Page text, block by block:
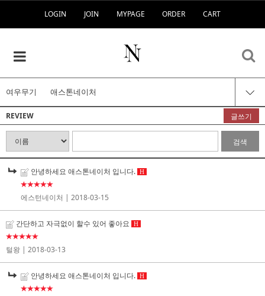
LOGIN JOIN MYPAGE ORDER CART
여우무기 애스톤네이처
REVIEW 글쓰기
검색
안녕하세요 애스톤네이처 입니다. H
★★★★★
에스턴네이처 | 2018-03-15
간단하고 자극없이 할수 있어 좋아요 H
★★★★★
털왕 | 2018-03-13
안녕하세요 애스톤네이처 입니다. H
★★★★★